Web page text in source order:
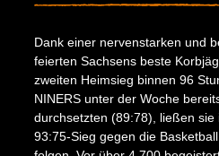
Dank einer nervenstarken und
feierten Sachsens beste
zweiten Heimsieg binnen 96
NINERS unter der Woche
durchsetzten (89:78), ließen sie
93:75-Sieg gegen die